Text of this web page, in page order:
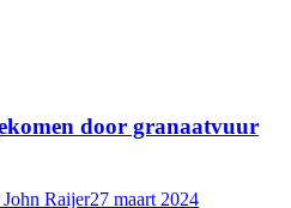
door granaatvuur
John Raijer27 maart 2024